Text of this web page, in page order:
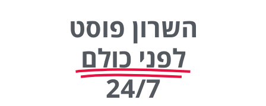
השרון פוסט
לפני כולם
24/7